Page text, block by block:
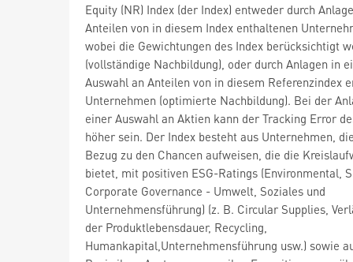
Equity (NR) Index (der Index) entweder durch
Anteilen von in diesem Index enthaltenen
wobei die Gewichtungen des Index berücksichtigt
(vollständige Nachbildung), oder durch Anlagen in
Auswahl an Anteilen von in diesem Referenzindex
Unternehmen (optimierte Nachbildung). Bei der
einer Auswahl an Aktien kann der Tracking Error
höher sein. Der Index besteht aus Unternehmen,
Bezug zu den Chancen aufweisen, die die
bietet, mit positiven ESG-Ratings (Environmental,
Corporate Governance - Umwelt, Soziales und
Unternehmensführung) (z. B. Circular Supplies,
der Produktlebensdauer, Recycling,
Humankapital,Unternehmensführung usw.) sowie